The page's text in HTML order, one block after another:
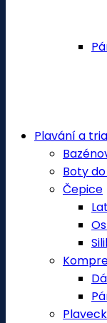
Plavání a
Boty
Čepice